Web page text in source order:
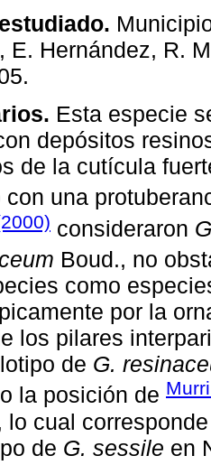
E. Hernández, R.
Esta especie
depósitos
de la cutícula
con una
consideraron
Boud., no
como
por la
los pilares
de G.
la posición de
lo cual
de G. sessile en